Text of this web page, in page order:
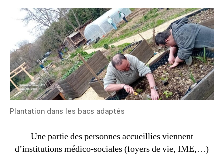
Plantation dans les bacs adaptés
Une partie des personnes accueillies viennent
d’institutions médico-sociales (foyers de vie, IME,…)